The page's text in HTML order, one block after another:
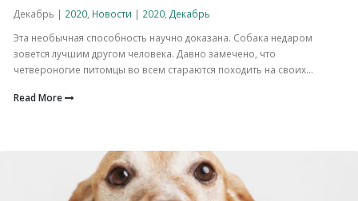
Декабрь | 2020 Новости | 2020 Декабрь
Эта необычная способность научно доказана. Собака недаром
зовется лучшим другом человека. Давно замечено, что
четвероногие питомцы во всем стараются походить на своих...
Read More